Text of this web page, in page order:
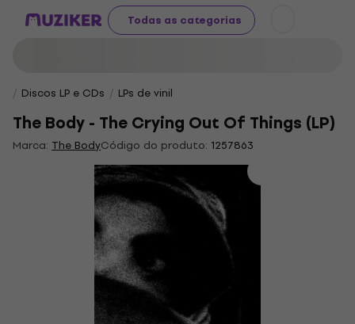
Todas as categorias
Discos LP e CDs LPs de vinil
The Body - The Crying Out Of Things (LP)
Marca: The BodyCódigo do produto: 1257863